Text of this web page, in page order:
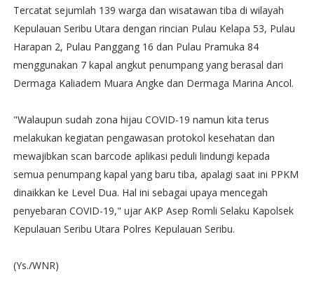
Tercatat sejumlah 139 warga dan wisatawan tiba di wilayah
Kepulauan Seribu Utara dengan rincian Pulau Kelapa 53, Pulau
Harapan 2, Pulau Panggang 16 dan Pulau Pramuka 84
menggunakan 7 kapal angkut penumpang yang berasal dari
Dermaga Kaliadem Muara Angke dan Dermaga Marina Ancol.
"Walaupun sudah zona hijau COVID-19 namun kita terus
melakukan kegiatan pengawasan protokol kesehatan dan
mewajibkan scan barcode aplikasi peduli lindungi kepada
semua penumpang kapal yang baru tiba, apalagi saat ini PPKM
dinaikkan ke Level Dua. Hal ini sebagai upaya mencegah
penyebaran COVID-19," ujar AKP Asep Romli Selaku Kapolsek
Kepulauan Seribu Utara Polres Kepulauan Seribu.
(Ys./WNR)